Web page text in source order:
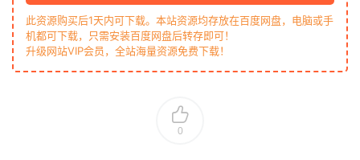
此资源购买后1天内可下载。本站资源均存放在百度网盘，电脑或手
机都可下载，只需安装百度网盘后转存即可！
升级网站VIP会员，全站海量资源免费下载！
0